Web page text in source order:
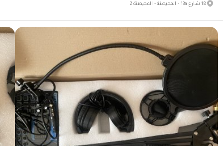
18 شارع 13a - المحيصنة - المحيصنة 2